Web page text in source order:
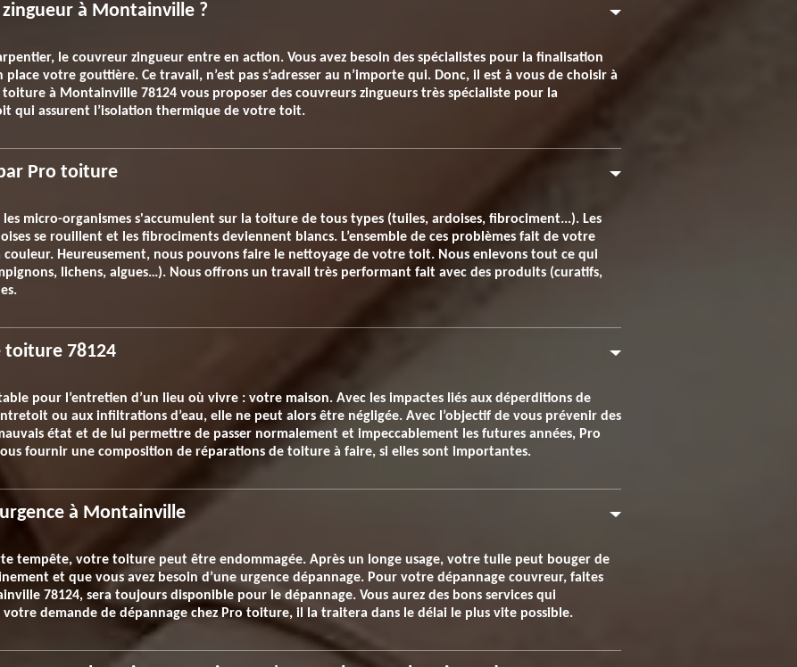
à Montainville ?
le couvreur zingueur entre en action. Vous avez besoin des spécialistes pour la finalisation
votre gouttière. Ce travail, n’est pas s’adresser au n’importe qui. Donc, il est à vous de choisir à
à Montainville 78124 vous proposer des couvreurs zingueurs très spécialiste pour la
qui assurent l’isolation thermique de votre toit.
Pro toiture
les micro-organismes s'accumulent sur la toiture de tous types (tuiles, ardoises, fibrociment...). Les
se rouillent et les fibrociments deviennent blancs. L’ensemble de ces problèmes fait de votre
Heureusement, nous pouvons faire le nettoyage de votre toit. Nous enlevons tout ce qui
lichens, algues…). Nous offrons un travail très performant fait avec des produits (curatifs,
toiture 78124
pour l’entretien d’un lieu où vivre : votre maison. Avec les impactes liés aux déperditions de
ou aux infiltrations d’eau, elle ne peut alors être négligée. Avec l’objectif de vous prévenir des
état et de lui permettre de passer normalement et impeccablement les futures années, Pro
fournir une composition de réparations de toiture à faire, si elles sont importantes.
à Montainville
tempête, votre toiture peut être endommagée. Après un longe usage, votre tuile peut bouger de
et que vous avez besoin d’une urgence dépannage. Pour votre dépannage couvreur, faites
78124, sera toujours disponible pour le dépannage. Vous aurez des bons services qui
demande de dépannage chez Pro toiture, il la traitera dans le délai le plus vite possible.